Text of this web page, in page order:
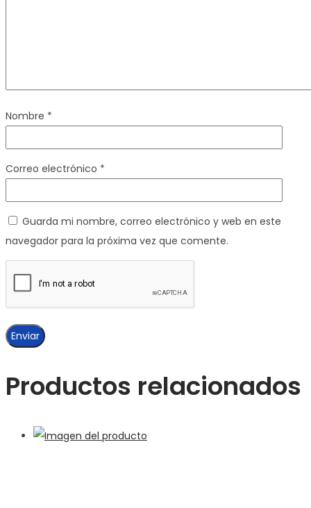
Nombre *
Correo electrónico *
Guarda mi nombre, correo electrónico y web en este
navegador para la próxima vez que comente.
Productos relacionados